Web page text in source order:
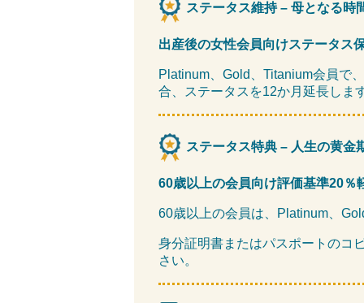
ステータス維持 – 母となる時
出産後の女性会員向けステータス
Platinum、Gold、Titanium会員で
合、ステータスを12か月延長しま
ステータス特典 – 人生の黄金
60歳以上の会員向け評価基準20％
60歳以上の会員は、Platinum、
身分証明書またはパスポートのコ
さい。